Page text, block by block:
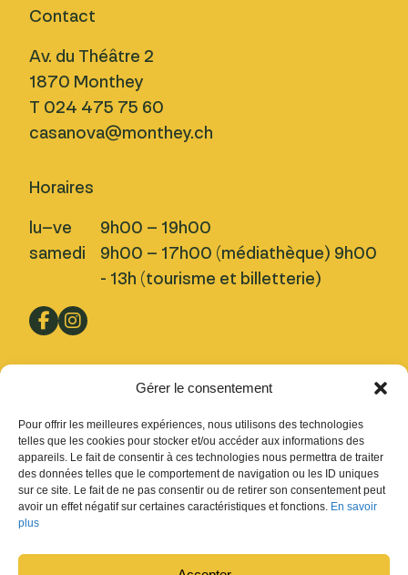
Gérer le consentement
Pour offrir les meilleures expériences, nous utilisons des technologies
telles que les cookies pour stocker et/ou accéder aux informations des
appareils. Le fait de consentir à ces technologies nous permettra de traiter
des données telles que le comportement de navigation ou les ID uniques
sur ce site. Le fait de ne pas consentir ou de retirer son consentement peut
avoir un effet négatif sur certaines caractéristiques et fonctions. En savoir
plus
Contact
Av. du Théâtre 2
1870 Monthey
T 024 475 75 60
casanova@monthey.ch
Horaires
lu–ve
samedi
9h00 – 19h00
9h00 – 17h00 (médiathèque) 9h00
- 13h (tourisme et billetterie)
Nous trouver
Inscription Newsletter
Fermetures
Design : Ludovic Chappex & Cédric Raccio
Développement :